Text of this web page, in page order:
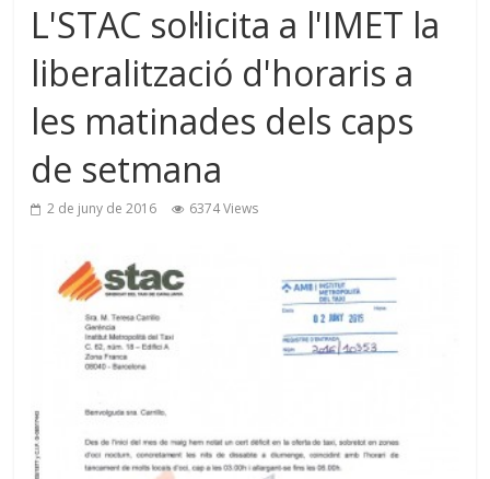
L'STAC sol·licita a l'IMET la
liberalització d'horaris a
les matinades dels caps
de setmana
2 de juny de 2016 6374 Views